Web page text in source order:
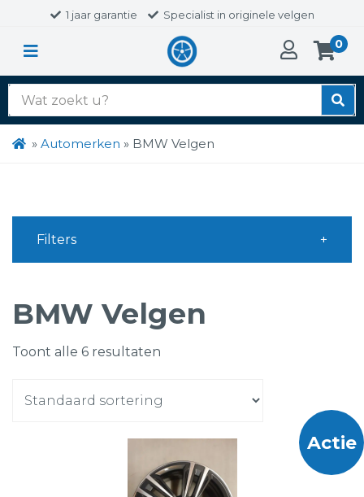
1 jaar garantie Specialist in originele velgen
0
Zoek
naar:
» Automerken » BMW Velgen
BMW Velgen
Toont alle 6 resultaten
Actie
Filters